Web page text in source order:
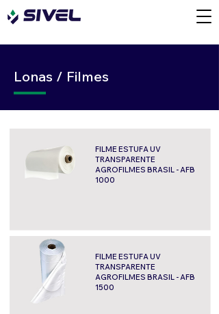
Lonas / Filmes
FILME ESTUFA UV
TRANSPARENTE
AGROFILMES BRASIL - AFB
1000
FILME ESTUFA UV
TRANSPARENTE
AGROFILMES BRASIL - AFB
1500